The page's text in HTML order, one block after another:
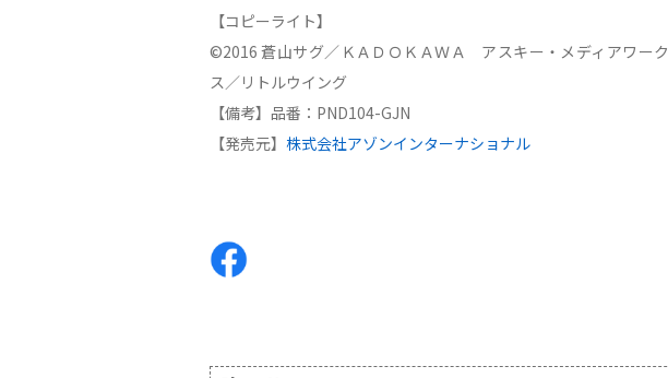
【コピーライト】
©2016 蒼山サグ／ＫＡＤＯＫＡＷＡ アスキー・メディアワーク
ス／リトルウイング
【備考】品番：PND104-GJN
【発売元】 株式会社アゾンインターナショナル